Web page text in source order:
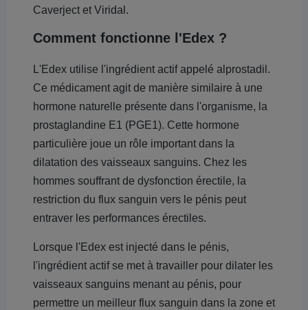
Caverject et Viridal.
Comment fonctionne l'Edex ?
L'Edex utilise l'ingrédient actif appelé alprostadil.
Ce médicament agit de manière similaire à une
hormone naturelle présente dans l'organisme, la
prostaglandine E1 (PGE1). Cette hormone
particulière joue un rôle important dans la
dilatation des vaisseaux sanguins. Chez les
hommes souffrant de dysfonction érectile, la
restriction du flux sanguin vers le pénis peut
entraver les performances érectiles.
Lorsque l'Edex est injecté dans le pénis,
l'ingrédient actif se met à travailler pour dilater les
vaisseaux sanguins menant au pénis, pour
permettre un meilleur flux sanguin dans la zone et